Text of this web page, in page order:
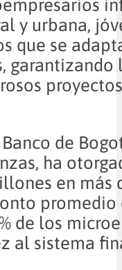
y urbana,
que se
garantizando
de
ha
en más
promedio
de los
al sistema